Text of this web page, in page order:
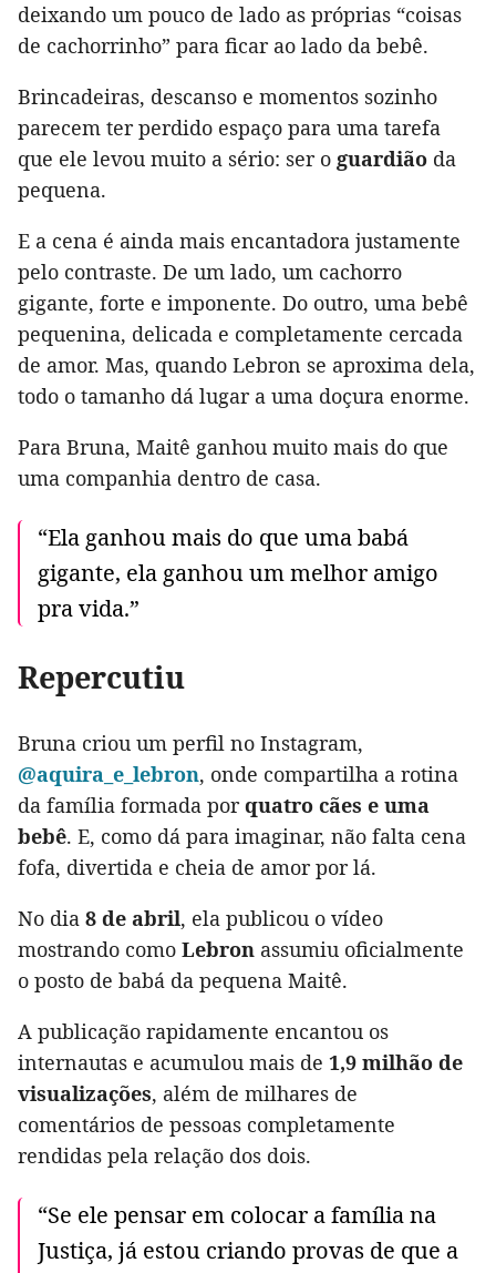
deixando um pouco de lado as próprias “coisas
de cachorrinho” para ficar ao lado da bebê.
Brincadeiras, descanso e momentos sozinho
parecem ter perdido espaço para uma tarefa
que ele levou muito a sério: ser o guardião da
pequena.
E a cena é ainda mais encantadora justamente
pelo contraste. De um lado, um cachorro
gigante, forte e imponente. Do outro, uma bebê
pequenina, delicada e completamente cercada
de amor. Mas, quando Lebron se aproxima dela,
todo o tamanho dá lugar a uma doçura enorme.
Para Bruna, Maitê ganhou muito mais do que
uma companhia dentro de casa.
“Ela ganhou mais do que uma babá
gigante, ela ganhou um melhor amigo
pra vida.”
Repercutiu
Bruna criou um perfil no Instagram,
@aquira_e_lebron, onde compartilha a rotina
da família formada porquatro cães e uma
bebê. E, como dá para imaginar, não falta cena
fofa, divertida e cheia de amor por lá.
No dia 8 de abril, ela publicou o vídeo
mostrando como Lebron assumiu oficialmente
o posto de babá da pequena Maitê.
A publicação rapidamente encantou os
internautas e acumulou mais de 1,9 milhão de
visualizações, além de milhares de
comentários de pessoas completamente
rendidas pela relação dos dois.
“Se ele pensar em colocar a família na
Justiça, já estou criando provas de que a